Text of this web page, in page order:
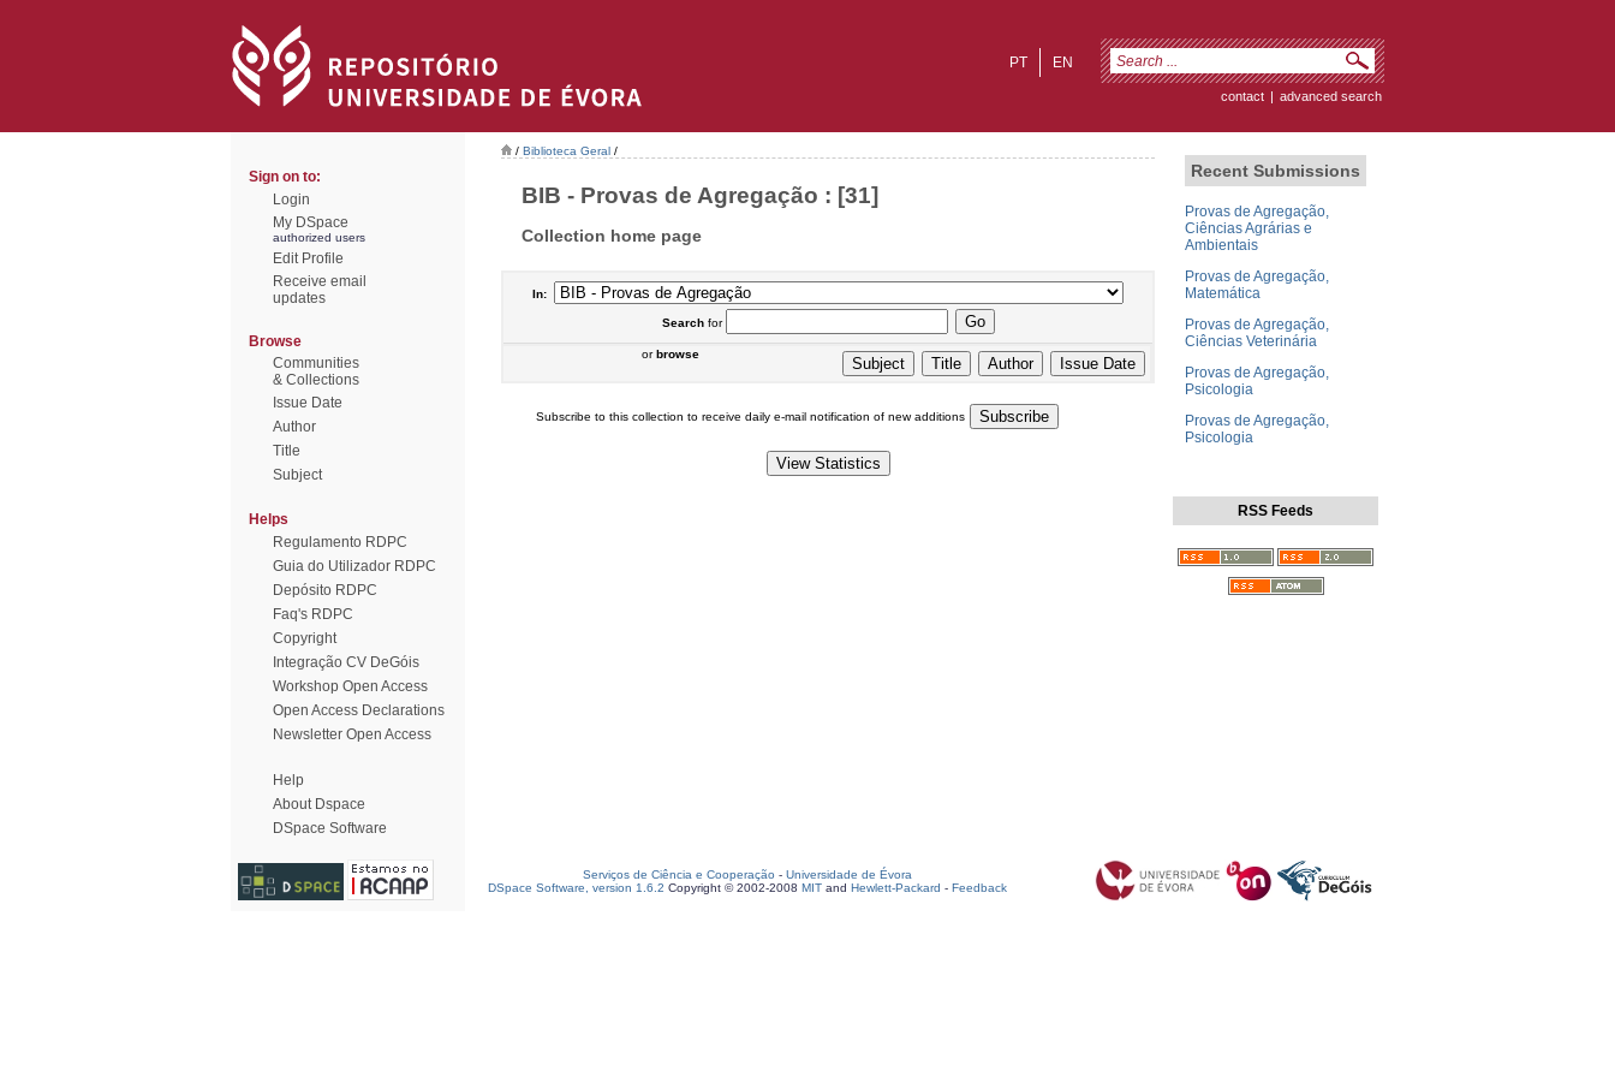
EN
PT
contact | advanced search
Sign on to:
Login
My DSpace
authorized users
Edit Profile
Receive email
updates
Browse
Communities
& Collections
Issue Date
Author
Title
Subject
Helps
Regulamento RDPC
Guia do Utilizador RDPC
Depósito RDPC
Faq's RDPC
Copyright
Integração CV DeGóis
Workshop Open Access
Open Access Declarations
Newsletter Open Access
Help
About Dspace
DSpace Software
/ Biblioteca Geral /
BIB - Provas de Agregação : [31]
Collection home page
In:
Searchfor
orbrowse
Subscribe to this collection to receive daily e-mail notification of new additions
Recent Submissions
Provas de Agregação,
Ciências Agrárias e
Ambientais
Provas de Agregação,
Matemática
Provas de Agregação,
Ciências Veterinária
Provas de Agregação,
Psicologia
Provas de Agregação,
Psicologia
RSS Feeds
Serviços de Ciência e Cooperação - Universidade de Évora
DSpace Software, version 1.6.2 Copyright © 2002-2008 MIT and Hewlett-Packard - Feedback